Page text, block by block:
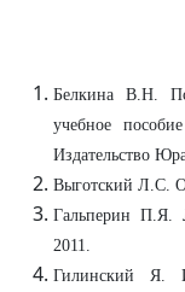
Белкина В.Н.
учебное
Издательство
Выготский Л.С.
Гальперин П.Я.
2011.
Гилинский Я.